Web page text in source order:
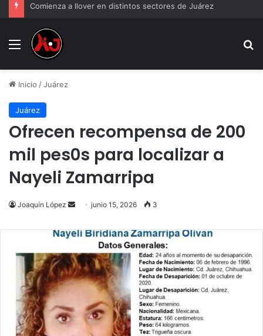
Comienza a llover en distintos sectores de Juárez
Menu
Inicio /Juárez
Juárez
Ofrecen recompensa de 200
mil pes0s para localizar a
Nayeli Zamarripa
Joaquín López
Send
email
junio 15, 2026 3